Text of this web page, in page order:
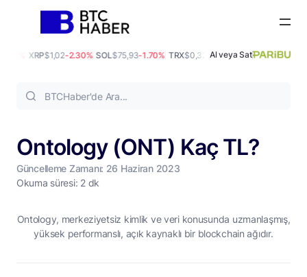
XRP$1,02-2.30% SOL$75,93-1.70% TRX$0,33 0.30% DOGE$0,07-1.50%
Al veya Sat
Ontology (ONT) Kaç TL?
Güncelleme Zamanı: 26 Haziran 2023
Okuma süresi: 2 dk
Ontology, merkeziyetsiz kimlik ve veri konusunda uzmanlaşmış,
yüksek performanslı, açık kaynaklı bir blockchain ağıdır.